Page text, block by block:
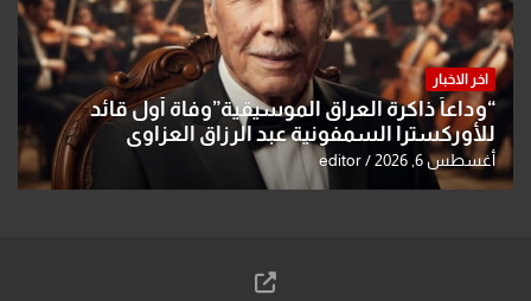
اخر الاخبار
“وداعاً ذاكرة العراق الموسيقية”وفاة أول قائد
للأوركسترا السمفونية عبد الرزاق العزاوي
أغسطس 6, 2026 editor